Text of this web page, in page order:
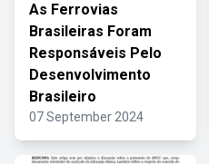
As Ferrovias
Brasileiras Foram
Responsáveis Pelo
Desenvolvimento
Brasileiro
07 September 2024